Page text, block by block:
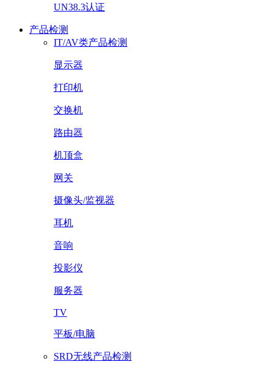
UN38.3认证
产品检测
IT/AV类产品检测
显示器
打印机
交换机
路由器
机顶盒
网关
摄像头/监视器
耳机
音响
投影仪
服务器
TV
平板/电脑
SRD无线产品检测